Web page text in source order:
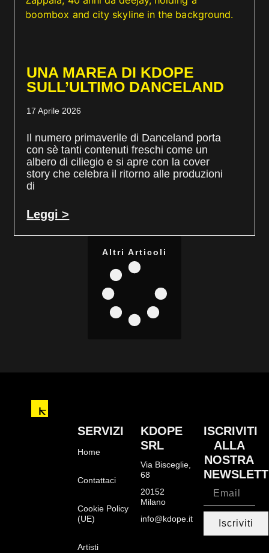
UNA MAREA DI KDOPE
SULL’ULTIMO DANCELAND
17 Aprile 2026
Il numero primaverile di Danceland porta
con sè tanti contenuti freschi come un
albero di ciliegio e si apre con la cover
story che celebra il ritorno alle produzioni
di
Leggi >
Altri Articoli
SERVIZI
Home
Contattaci
Cookie Policy
(UE)
Artisti
KDOPE
SRL
Via Bisceglie,
68
20152
Milano
info@kdope.it
ISCRIVITI
ALLA
NOSTRA
Iscriviti